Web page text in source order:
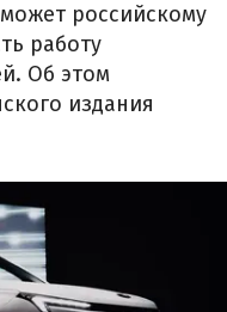
российскому
работу
Об этом
издания